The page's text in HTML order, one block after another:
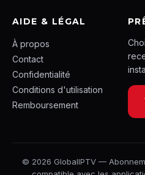
AIDE & LÉGAL
À propos
Contact
Confidentialité
Conditions d'utilisation
Remboursement
© 2026 GlobalIPTV —